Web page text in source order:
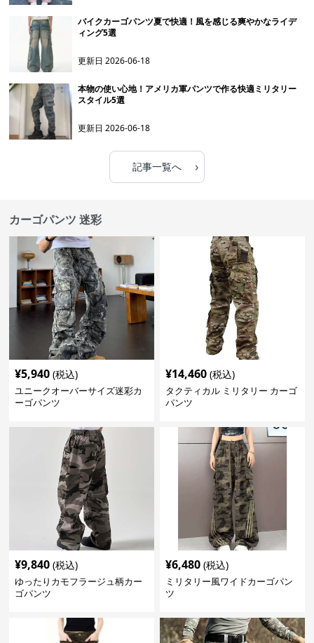
バイクカーゴパンツ夏で快適！風を感じる爽やかなライデ
ィング5選
更新日2026-06-18
本物の使い心地！アメリカ軍パンツで作る快適ミリタリー
スタイル5選
更新日2026-06-18
記事一覧へ ›
カーゴパンツ 迷彩
¥5,940 (税込)
ユニークオーバーサイズ迷彩カ
ーゴパンツ
¥14,460 (税込)
タクティカル ミリタリー カーゴ
パンツ
¥9,840 (税込)
ゆったりカモフラージュ柄カー
ゴパンツ
¥6,480 (税込)
ミリタリー風ワイドカーゴパン
ツ